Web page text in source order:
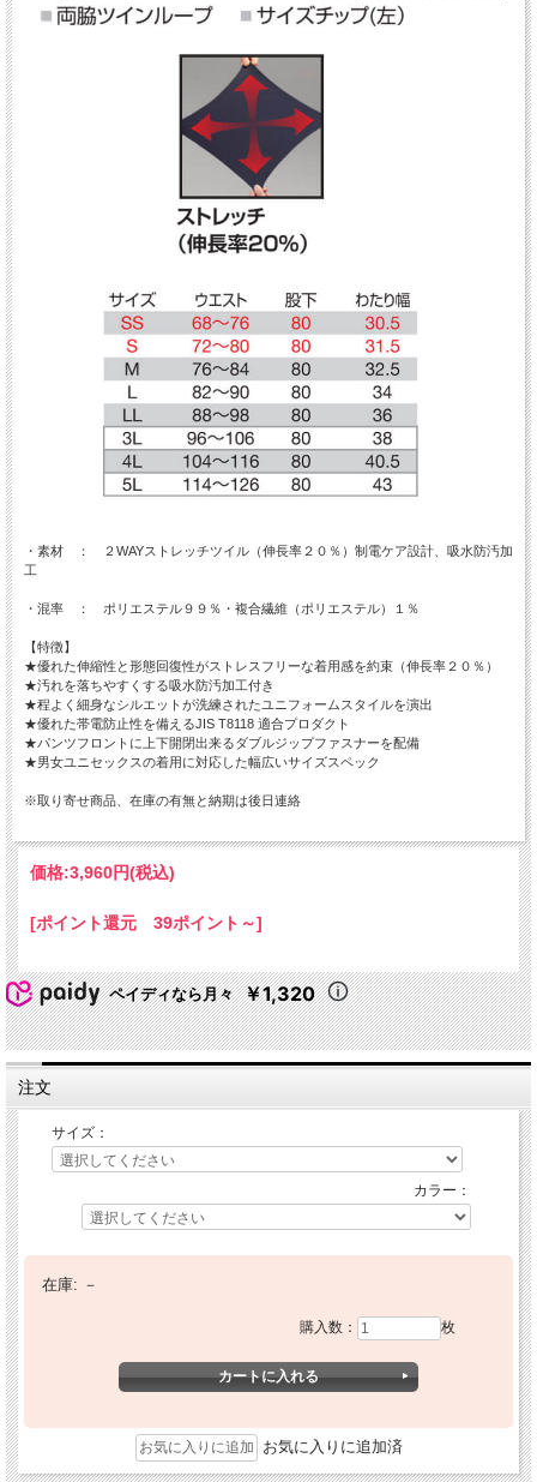
・素材 ： ２WAYストレッチツイル（伸長率２０％）制電ケア設計、吸水防汚加
工
・混率 ： ポリエステル９９％・複合繊維（ポリエステル）１％
【特徴】
★優れた伸縮性と形態回復性がストレスフリーな着用感を約束（伸長率２０％）
★汚れを落ちやすくする吸水防汚加工付き
★程よく細身なシルエットが洗練されたユニフォームスタイルを演出
★優れた帯電防止性を備えるJIS T8118 適合プロダクト
★パンツフロントに上下開閉出来るダブルジップファスナーを配備
★男女ユニセックスの着用に対応した幅広いサイズスペック
※取り寄せ商品、在庫の有無と納期は後日連絡
価格:3,960円(税込)
[ポイント還元 39ポイント～]
ペイディなら月々 ￥1,320
注文
サイズ：
カラー：
在庫: －
購入数： 枚
お気に入りに追加済